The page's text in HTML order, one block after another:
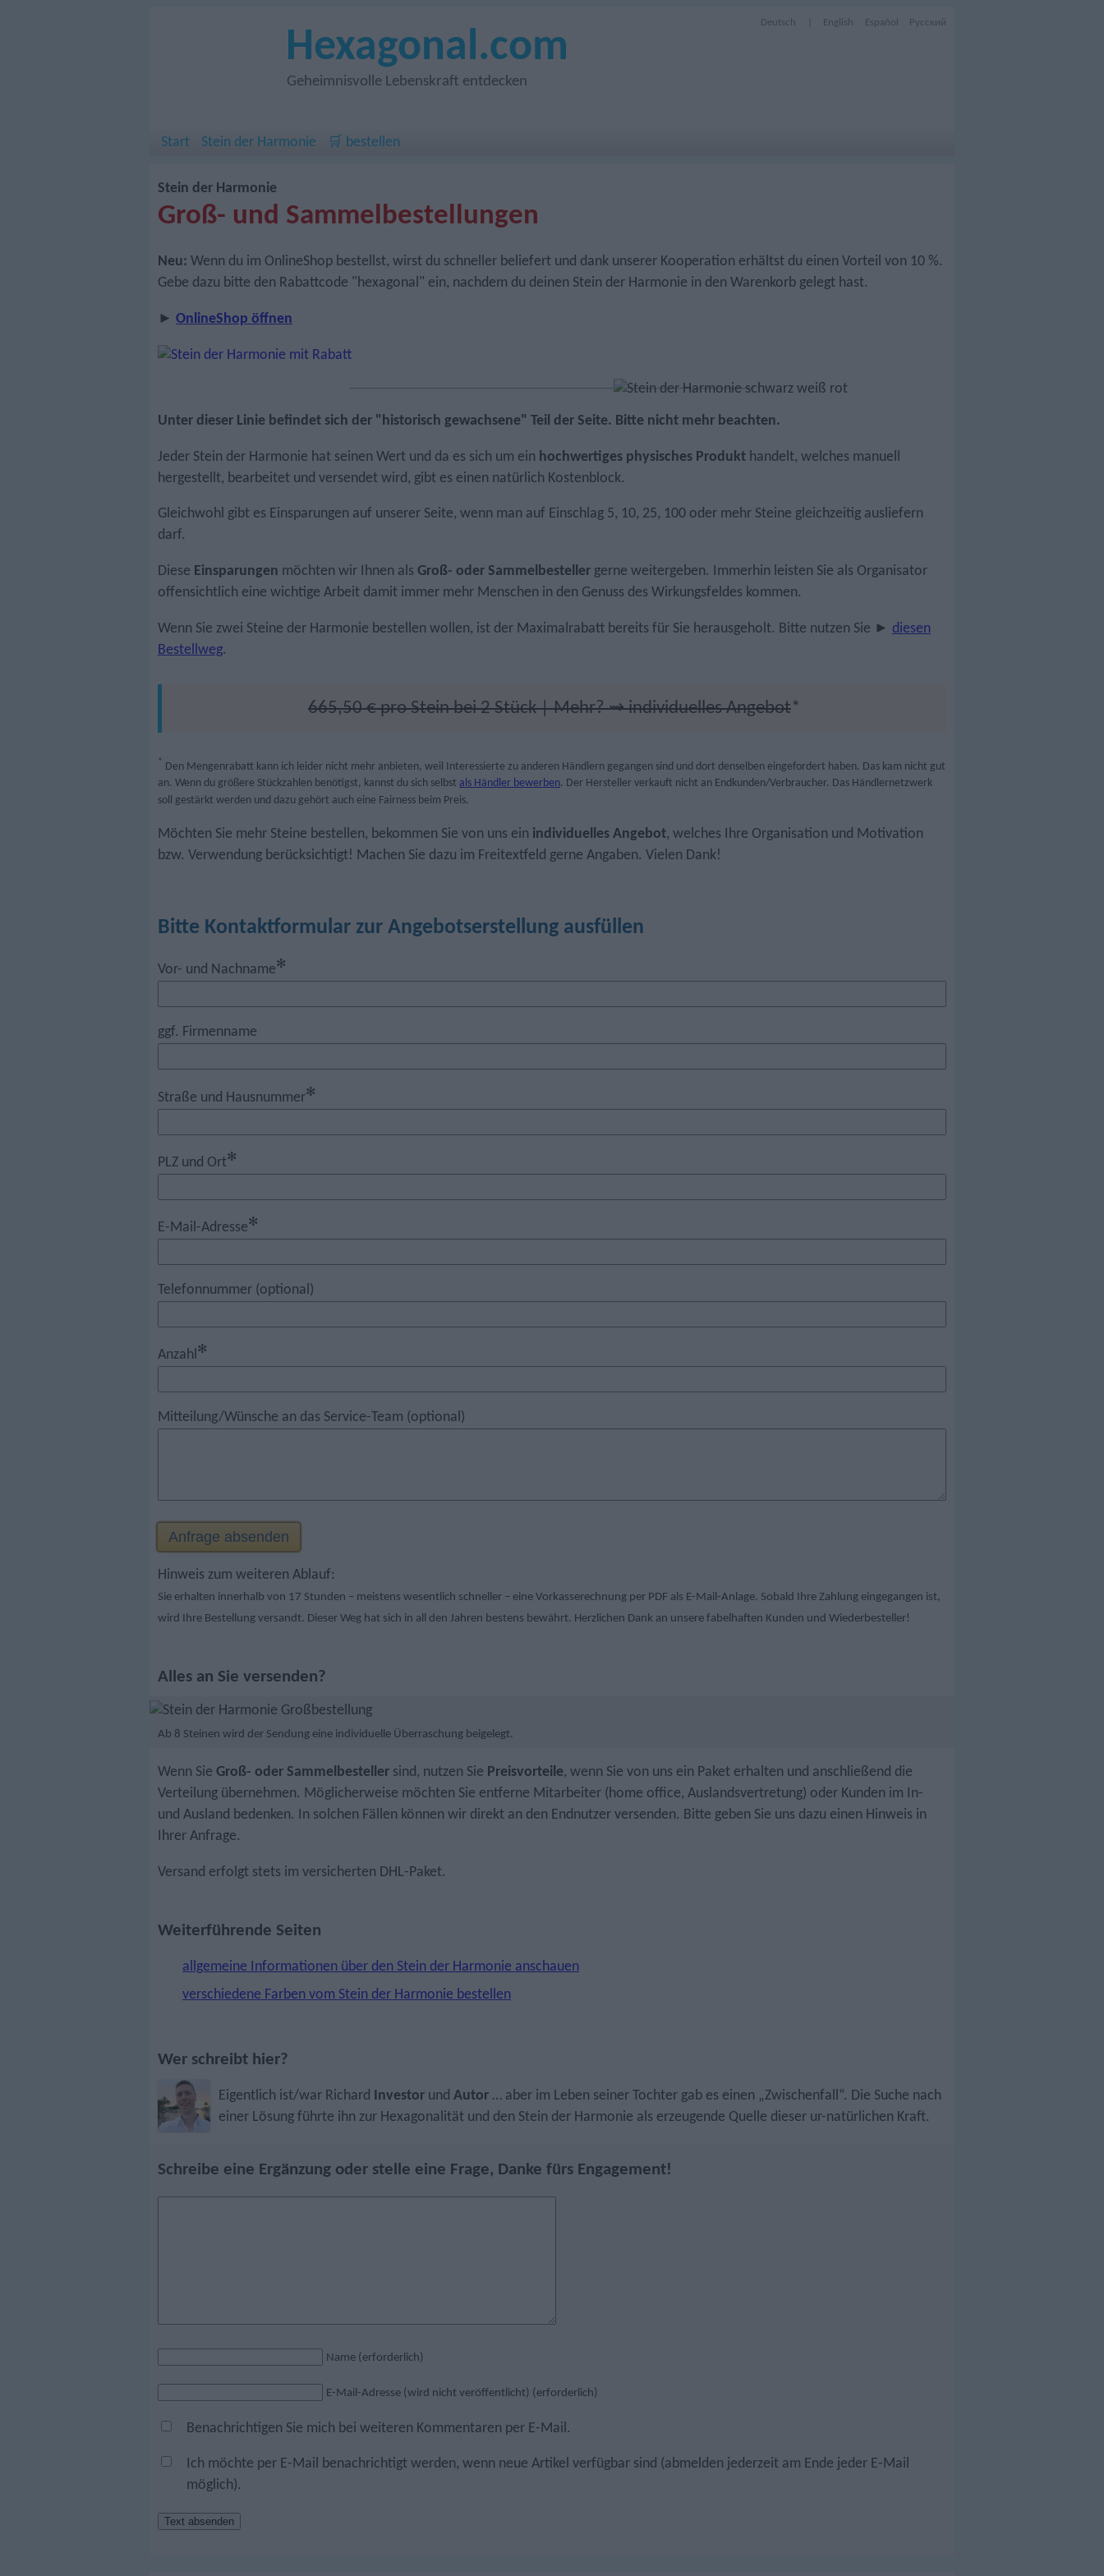
Deutsch English Español Русский
Hexagonal.com
Geheimnisvolle Lebenskraft entdecken
Start Stein der Harmonie 🛒 bestellen
Stein der Harmonie
Groß- und Sammelbestellungen
Neu: Wenn du im OnlineShop bestellst, wirst du schneller beliefert und dank unserer Kooperation erhältst du einen Vorteil von 10 %.
Gebe dazu bitte den Rabattcode "hexagonal" ein, nachdem du deinen Stein der Harmonie in den Warenkorb gelegt hast.
► OnlineShop öffnen
Unter dieser Linie befindet sich der "historisch gewachsene" Teil der Seite. Bitte nicht mehr beachten.
Jeder Stein der Harmonie hat seinen Wert und da es sich um ein hoch­wertiges physisches Produkt handelt, welches manuell
hergestellt, bearbeitet und versendet wird, gibt es einen natürlich Kostenblock.
Gleichwohl gibt es Einsparungen auf unserer Seite, wenn man auf Einschlag 5, 10, 25, 100 oder mehr Steine gleichzeitig ausliefern
darf.
Diese Einsparungen möchten wir Ihnen als Groß- oder Sammelbesteller gerne weitergeben. Immerhin leisten Sie als Organisator
offensichtlich eine wichtige Arbeit damit immer mehr Menschen in den Genuss des Wirkungsfeldes kommen.
Wenn Sie zwei Steine der Harmonie bestellen wollen, ist der Maximalrabatt bereits für Sie herausgeholt. Bitte nutzen Sie ► diesen
Bestellweg.
665,50 € pro Stein bei 2 Stück | Mehr? ⇝ individuelles Angebot*
* Den Mengenrabatt kann ich leider nicht mehr anbieten, weil Interessierte zu anderen Händlern gegangen sind und dort denselben eingefordert haben. Das kam nicht gut
an. Wenn du größere Stückzahlen benötigst, kannst du sich selbst als Händler bewerben. Der Hersteller verkauft nicht an Endkunden/Verbraucher. Das Händlernetzwerk
soll gestärkt werden und dazu gehört auch eine Fairness beim Preis.
Möchten Sie mehr Steine bestellen, bekommen Sie von uns ein individuelles Angebot, welches Ihre Organisation und Motivation
bzw. Verwendung berücksichtigt! Machen Sie dazu im Freitextfeld gerne Angaben. Vielen Dank!
Bitte Kontaktformular zur Angebotserstellung ausfüllen
Vor- und Nachname✻
ggf. Firmenname
Straße und Hausnummer✻
PLZ und Ort✻
E-Mail-Adresse✻
Telefonnummer (optional)
Anzahl✻
Mitteilung/Wünsche an das Service-Team (optional)
Hinweis zum weiteren Ablauf:
Sie erhalten innerhalb von 17 Stunden – meistens wesentlich schneller – eine Vorkasse­rechnung per PDF als E-Mail-Anlage. Sobald Ihre Zahlung eingegangen ist,
wird Ihre Bestellung versandt. Dieser Weg hat sich in all den Jahren bestens bewährt. Herzlichen Dank an unsere fabelhaften Kunden und Wiederbesteller!
Alles an Sie versenden?
Ab 8 Steinen wird der Sendung eine individuelle Überraschung beigelegt.
Wenn Sie Groß- oder Sammelbesteller sind, nutzen Sie Preisvorteile, wenn Sie von uns ein Paket erhalten und anschließend die
Verteilung übernehmen. Möglicherweise möchten Sie entferne Mitarbeiter (home office, Auslandsvertretung) oder Kunden im In-
und Ausland bedenken. In solchen Fällen können wir direkt an den Endnutzer versenden. Bitte geben Sie uns dazu einen Hinweis in
Ihrer Anfrage.
Versand erfolgt stets im versicherten DHL-Paket.
Weiterführende Seiten
allgemeine Informationen über den Stein der Harmonie anschauen
verschiedene Farben vom Stein der Harmonie bestellen
Wer schreibt hier?
Eigentlich ist/war Richard Investor und Autor … aber im Leben seiner Tochter gab es einen „Zwischenfall“. Die Suche nach
einer Lösung führte ihn zur Hexagonalität und den Stein der Harmonie als erzeugende Quelle dieser ur-natürlichen Kraft.
Schreibe eine Ergänzung oder stelle eine Frage, Danke fürs Engagement!
Name (erforderlich)
E-Mail-Adresse (wird nicht veröffentlicht) (erforderlich)
Benachrichtigen Sie mich bei weiteren Kommentaren per E-Mail.
Ich möchte per E-Mail benachrichtigt werden, wenn neue Artikel verfügbar sind (abmelden jederzeit am Ende jeder E-Mail
möglich).